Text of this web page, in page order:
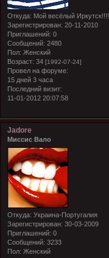
Откуда: Мой весёлый Иркутск!!!!
Зарегистрирован: 20-11-2010
Приглашений: 0
Сообщений: 2480
Пол: Женский
Возраст: 34 [1992-07-24]
Провел на форуме:
15 дней 3 часа
Последний визит:
11-01-2012 20:07:58
Jadore
Миссис Вало
Откуда: Украина-Португалия
Зарегистрирован: 30-03-2009
Приглашений: 0
Сообщений: 3233
Пол: Женский